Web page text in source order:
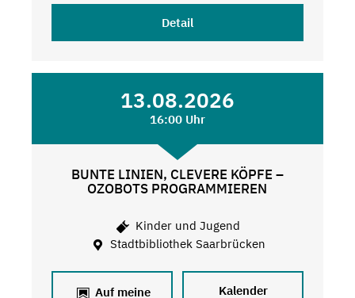
Detail
13.08.2026
16:00 Uhr
BUNTE LINIEN, CLEVERE KÖPFE –
OZOBOTS PROGRAMMIEREN
Kinder und Jugend
Stadtbibliothek Saarbrücken
Auf meine
Kalender